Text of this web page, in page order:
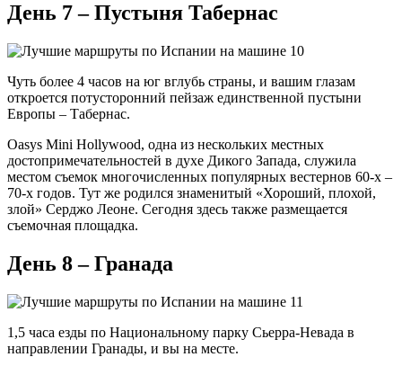
День 7 – Пустыня Табернас
Чуть более 4 часов на юг вглубь страны, и вашим глазам
откроется потусторонний пейзаж единственной пустыни
Европы – Табернас.
Oasys Mini Hollywood, одна из нескольких местных
достопримечательностей в духе Дикого Запада, служила
местом съемок многочисленных популярных вестернов 60-х –
70-х годов. Тут же родился знаменитый «Хороший, плохой,
злой» Серджо Леоне. Сегодня здесь также размещается
съемочная площадка.
День 8 – Гранада
1,5 часа езды по Национальному парку Сьерра-Невада в
направлении Гранады, и вы на месте.